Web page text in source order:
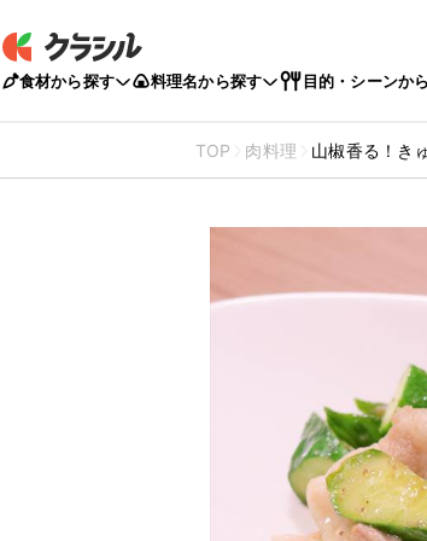
食材から探す 料理名から探す 目的・シーンか
TOP 肉料理 山椒香る！き